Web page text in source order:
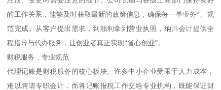
的工作关系，能够及时获取最新的政策信息，确保每一单业务*、规
范完成。从客户提出需求，到顺利拿到营业执照，纳川会计提供全
程指导与代办服务，让创业者真正实现“省心创业”。
财税服务，专业规范
代理记账是财税服务的核心板块。许多中小企业受限于人力成本，
难以聘请专职会计，而将记账报税工作交给专业机构，既能保证财